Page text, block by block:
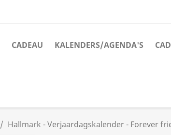
CADEAU KALENDERS/AGENDA'S
Hallmark - Verjaardagskalender - Forever